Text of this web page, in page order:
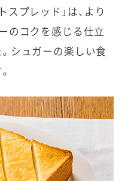
プレッド」は、より
のコクを感じる仕立
シュガーの楽しい食